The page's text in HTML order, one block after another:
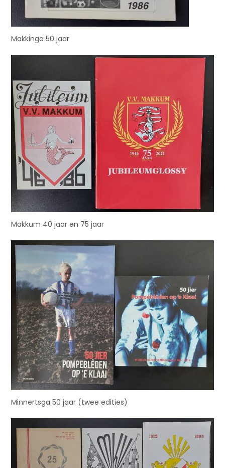
Makkinga 50 jaar
Makkum 40 jaar en 75 jaar
Minnertsga 50 jaar (twee edities)